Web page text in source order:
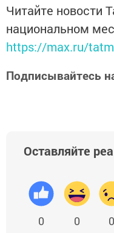
Читайте новости
национальном
https://max.ru/
Подписывайтесь
Оставляйте
0 0 0